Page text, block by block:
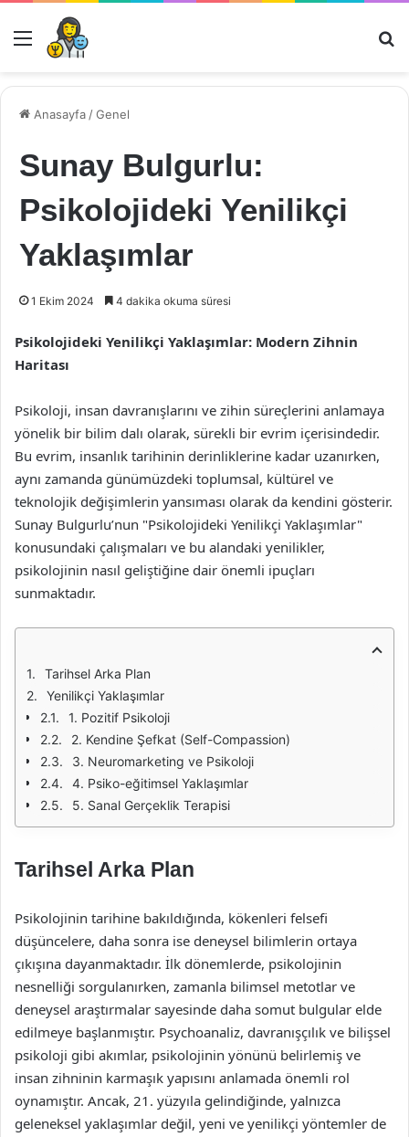
Menü
Anasayfa /Genel
Sunay Bulgurlu:
Psikolojideki Yenilikçi
Yaklaşımlar
1 Ekim 2024 4 dakika okuma süresi
Psikolojideki Yenilikçi Yaklaşımlar: Modern Zihnin
Haritası
Psikoloji, insan davranışlarını ve zihin süreçlerini anlamaya
yönelik bir bilim dalı olarak, sürekli bir evrim içerisindedir.
Bu evrim, insanlık tarihinin derinliklerine kadar uzanırken,
aynı zamanda günümüzdeki toplumsal, kültürel ve
teknolojik değişimlerin yansıması olarak da kendini gösterir.
Sunay Bulgurlu’nun "Psikolojideki Yenilikçi Yaklaşımlar"
konusundaki çalışmaları ve bu alandaki yenilikler,
psikolojinin nasıl geliştiğine dair önemli ipuçları
sunmaktadır.
Tarihsel Arka Plan
Yenilikçi Yaklaşımlar
1. Pozitif Psikoloji
2. Kendine Şefkat (Self-Compassion)
3. Neuromarketing ve Psikoloji
4. Psiko-eğitimsel Yaklaşımlar
5. Sanal Gerçeklik Terapisi
Tarihsel Arka Plan
Psikolojinin tarihine bakıldığında, kökenleri felsefi
düşüncelere, daha sonra ise deneysel bilimlerin ortaya
çıkışına dayanmaktadır. İlk dönemlerde, psikolojinin
nesnelliği sorgulanırken, zamanla bilimsel metotlar ve
deneysel araştırmalar sayesinde daha somut bulgular elde
edilmeye başlanmıştır. Psychoanaliz, davranışçılık ve bilişsel
psikoloji gibi akımlar, psikolojinin yönünü belirlemiş ve
insan zihninin karmaşık yapısını anlamada önemli rol
oynamıştır. Ancak, 21. yüzyıla gelindiğinde, yalnızca
geleneksel yaklaşımlar değil, yeni ve yenilikçi yöntemler de